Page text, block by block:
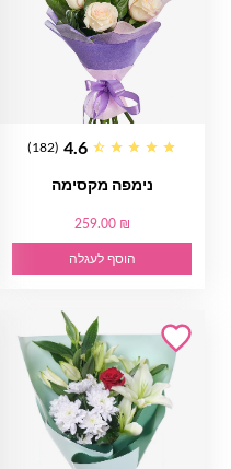
4.6
(182)
נימפה מקסימה
259.00 ₪
הוסף לעגלה